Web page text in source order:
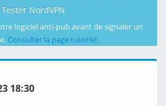
Tester NordVPN
logiciel anti-pub avant de signaler un
Consulter la page tutoriel
18:30